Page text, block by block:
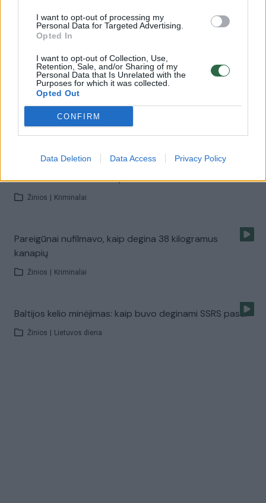
I want to opt-out of processing my
Personal Data for Targeted Advertising.
Opted In
I want to opt-out of Collection, Use,
Retention, Sale, and/or Sharing of my
Personal Data that Is Unrelated with the
Purposes for which it was collected.
Opted Out
CONFIRM
Data Deletion Data Access Privacy Policy
Gamtininkas L. Budrys: žolės deginimas visai nėra
naudingas, kaip galvojama
Vilniečiai pasakė, ką mano apie jėgainę, kurioje atliekos
virs šiluma
00:01:23
Pamatykite, kaip naikinamas muitinės sulaikytas
rekordinis hašišo siuntinys
Žinios Kriminalai
Pareigūnai nufilmavo, kaip degina 38 kilogramus
kanapių
Žinios Kriminalai
Baltijos kelio minėjimas: kaip buvo deginami SSRS pasai
Žinios Lietuvos diena